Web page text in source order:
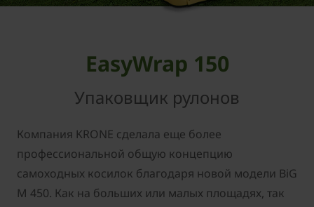
EasyWrap 150
Упаковщик рулонов
Компания KRONE сделала еще более
профессиональной общую концепцию
самоходных косилок благодаря новой модели BiG
M 450. Как на больших или малых площадях, так